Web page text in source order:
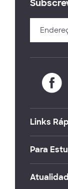
Links
Para